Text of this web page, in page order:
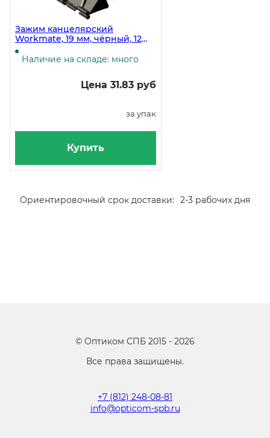
Зажим канцелярский
Workmate, 19 мм, чёрный, 12
штук в упаковке
Наличие на складе: много
Цена 31.83 руб
за упак
Купить
Ориентировочный срок доставки: 2-3 рабочих дня
© Оптиком СПБ 2015 - 2026
Все права защищены.
+7 (812) 248-08-81
info@opticom-spb.ru